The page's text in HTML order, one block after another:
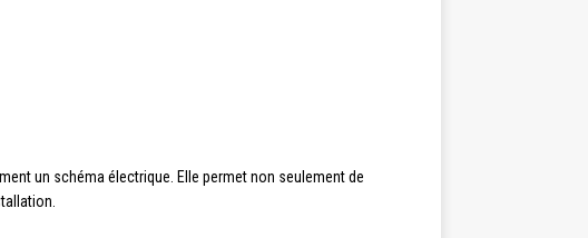
un schéma électrique. Elle permet non seulement de